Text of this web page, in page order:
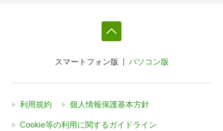
スマートフォン版 パソコン版
利用規約 個人情報保護基本方針
Cookie等の利用に関するガイドライン